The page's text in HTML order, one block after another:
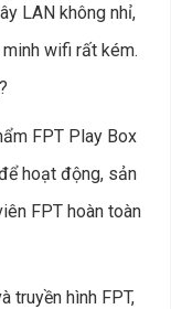
LAN không nhỉ,
wifi rất kém.
FPT Play Box
hoạt động, sản
FPT hoàn toàn
truyền hình FPT,